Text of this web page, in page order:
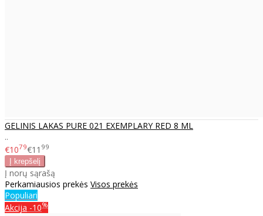
GELINIS LAKAS PURE 021 EXEMPLARY RED 8 ML
..
€1079€11 99
Į norų sąrašą
Perkamiausios prekės Visos prekės
Populiari
Akcija -10%